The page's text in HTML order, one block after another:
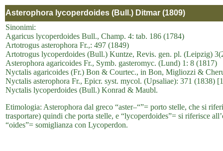
Asterophora lycoperdoides (Bull.) Ditmar (1809)
Sinonimi:
Agaricus lycoperdoides Bull., Champ. 4: tab. 186 (1784)
Artotrogus asterophora Fr.,: 497 (1849)
Artotrogus lycoperdoides (Bull.) Kuntze, Revis. gen. pl. (Leipzig)
Asterophora agaricoides Fr., Symb. gasteromyc. (Lund) 1: 8 (1817)
Nyctalis agaricoides (Fr.) Bon & Courtec., in Bon, Migliozzi &
Nyctalis asterophora Fr., Epicr. syst. mycol. (Upsaliae): 371 (1838)
Nyctalis lycoperdoides (Bull.) Konrad & Maubl.
Etimologia: Asterophora dal greco “aster–“”= porto stelle, che si
trasportare) quindi che porta stelle, e “lycoperdoides”= si riferisce
“oides”= somiglianza con Lycoperdon.